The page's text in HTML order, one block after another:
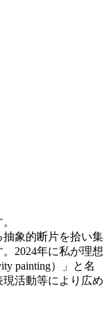
象的断片を拾い集
2024年に私が理想
painting）」と名
活動等により広め